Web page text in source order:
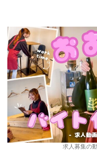
求人募集の